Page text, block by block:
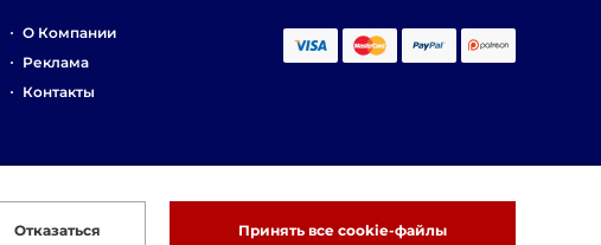
О Компании
Реклама
Контакты
Отказаться Принять все cookie-файлы